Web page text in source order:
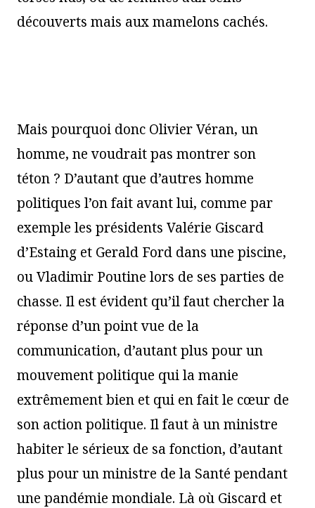
découverts mais aux mamelons cachés.
Mais pourquoi donc Olivier Véran, un
homme, ne voudrait pas montrer son
téton ? D’autant que d’autres homme
politiques l’on fait avant lui, comme par
exemple les présidents Valérie Giscard
d’Estaing et Gerald Ford dans une piscine,
ou Vladimir Poutine lors de ses parties de
chasse. Il est évident qu’il faut chercher la
réponse d’un point vue de la
communication, d’autant plus pour un
mouvement politique qui la manie
extrêmement bien et qui en fait le cœur de
son action politique. Il faut à un ministre
habiter le sérieux de sa fonction, d’autant
plus pour un ministre de la Santé pendant
une pandémie mondiale. Là où Giscard et